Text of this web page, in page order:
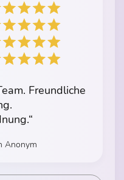
Freundliche
Anonym